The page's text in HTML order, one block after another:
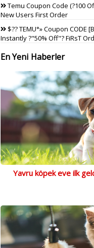
Temu Coupon Code (?100
New Users First Order
$?? TEMU°» Coupon
Instantly ?"50% Off"? FiRsT
En Yeni Haberler
Yavru köpek eve ilk